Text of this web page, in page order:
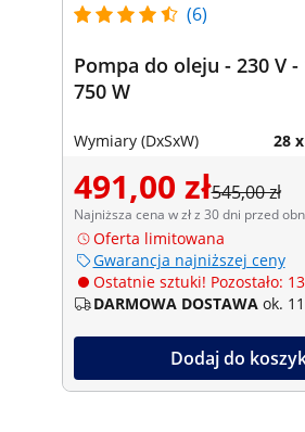
(6)
Pompa do oleju - 230 V
750 W
Wymiary (DxSxW) 28
491,00 zł545,00 zł
Najniższa cena w zł z 30 dni przed
Oferta limitowana
Gwarancja najniższej ceny
Ostatnie sztuki! Pozostało: 13
DARMOWA DOSTAWA ok.
Dodaj do